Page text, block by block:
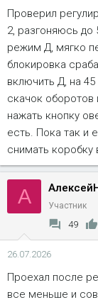
Проверил
2, разгоняюсь
режим Д, мягко
блокировка
включить Д, на
скачок
нажать кнопку
есть. Пока так и
снимать коробку
А Участник
49
26.07.2026
Проехал после
все меньше и